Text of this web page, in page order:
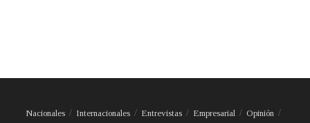
Nacionales Internacionales Entrevistas Empresarial
Opinión